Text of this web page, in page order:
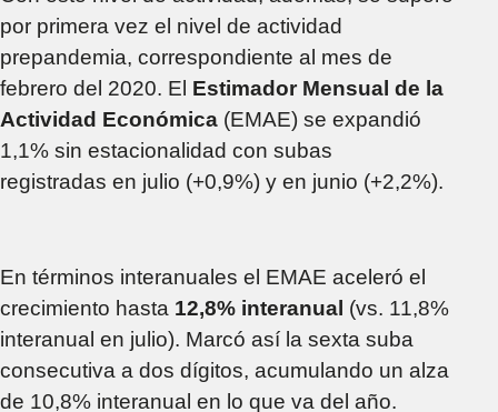
por primera vez el nivel de actividad
prepandemia, correspondiente al mes de
febrero del 2020. El Estimador Mensual de la
Actividad Económica (EMAE) se expandió
1,1% sin estacionalidad con subas
registradas en julio (+0,9%) y en junio (+2,2%).
En términos interanuales el EMAE aceleró el
crecimiento hasta 12,8% interanual (vs. 11,8%
interanual en julio). Marcó así la sexta suba
consecutiva a dos dígitos, acumulando un alza
de 10,8% interanual en lo que va del año.